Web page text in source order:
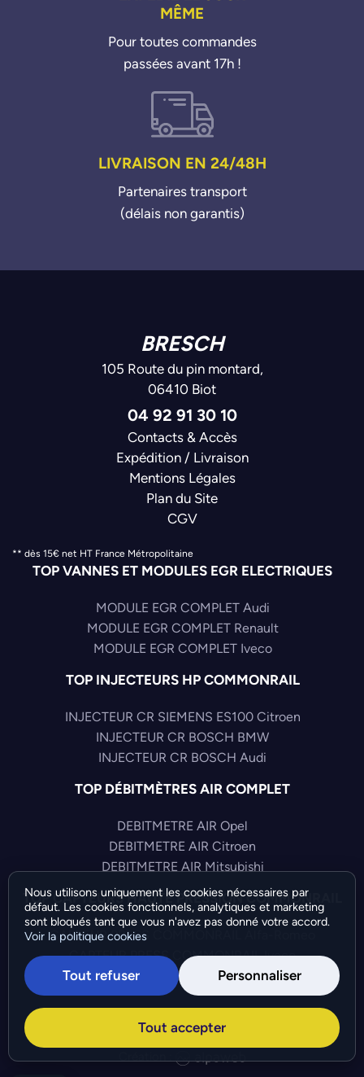
MÊME
Pour toutes commandes
passées avant 17h !
LIVRAISON EN 24/48H
Partenaires transport
(délais non garantis)
BRESCH
105 Route du pin montard,
06410 Biot
04 92 91 30 10
Contacts & Accès
Expédition / Livraison
Mentions Légales
Plan du Site
CGV
** dès 15€ net HT France Métropolitaine
TOP VANNES ET MODULES EGR ELECTRIQUES
MODULE EGR COMPLET Audi
MODULE EGR COMPLET Renault
MODULE EGR COMPLET Iveco
TOP INJECTEURS HP COMMONRAIL
INJECTEUR CR SIEMENS ES100 Citroen
INJECTEUR CR BOSCH BMW
INJECTEUR CR BOSCH Audi
TOP DÉBITMÈTRES AIR COMPLET
DEBITMETRE AIR Opel
DEBITMETRE AIR Citroen
DEBITMETRE AIR Mitsubishi
TOP CAPTEURS HAUTE PRESSION COMMONRAIL
CAPTEUR PRESS COMMONRAIL Alfa-Romeo
CAPTEUR PRESS COMMONRAIL Iveco
CAPTEUR PRESS COMMONRAIL Audi
©Bresch SAS - Copyright 2026 - Tous droits réservés -
Préférences de cookies-Gérer mes cookies
Nous utilisons uniquement les cookies nécessaires par
défaut. Les cookies fonctionnels, analytiques et marketing
sont bloqués tant que vous n'avez pas donné votre accord.
Voir la politique cookies
Tout refuser Personnaliser
Tout accepter